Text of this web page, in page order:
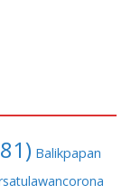
Balikpapan